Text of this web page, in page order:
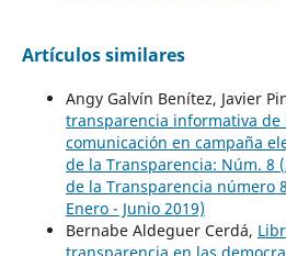
Artículos similares
Angy Galvín Benítez, Javier
transparencia informativa de
comunicación en campaña
de la Transparencia: Núm. 8
de la Transparencia número
Enero - Junio 2019)
Bernabe Aldeguer Cerdá,